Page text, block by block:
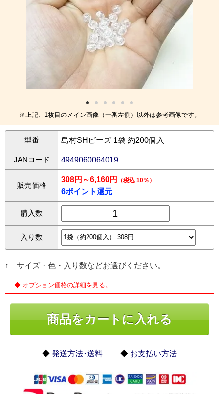
※上記、1枚目のメイン画像（一番左側）以外は参考画像です。
型番 島村SHビーズ 1袋 約200個入
JANコード 4949060064019
販売価格
308円～6,160円 （税込 10％）
6ポイント還元
購入数
入り数
↑ サイズ・色・入り数などお選びください。
◆ オプション価格の詳細を見る。
◆ 発送方法･送料 ◆ お支払い方法